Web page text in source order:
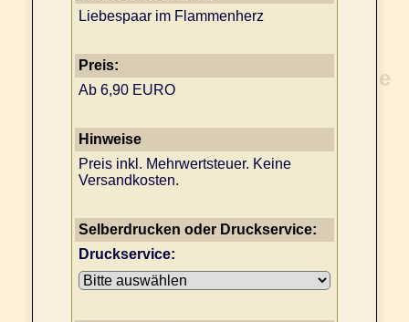
Liebespaar im Flammenherz
Preis:
Ab 6,90 EURO
Hinweise
Preis inkl. Mehrwertsteuer. Keine
Versandkosten.
Selberdrucken oder Druckservice:
Druckservice: